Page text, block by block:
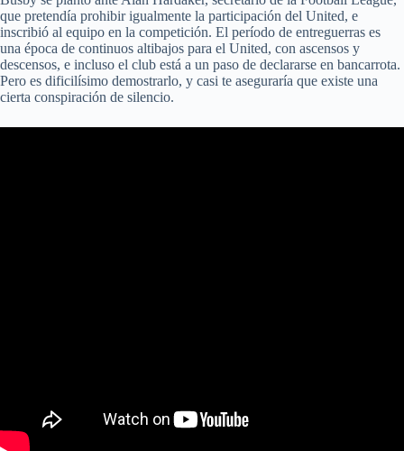
que pretendía prohibir igualmente la participación del United, e
inscribió al equipo en la competición. El período de entreguerras es
una época de continuos altibajos para el United, con ascensos y
descensos, e incluso el club está a un paso de declararse en bancarrota.
Pero es dificilísimo demostrarlo, y casi te aseguraría que existe una
cierta conspiración de silencio.